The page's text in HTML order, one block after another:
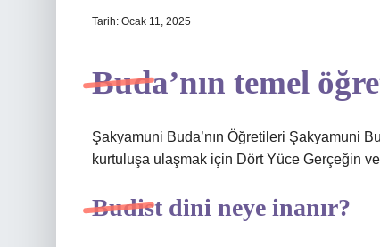
Tarih: Ocak 11, 2025
Buda’nın temel
Şakyamuni Buda’nın Öğretileri Şakyamuni
kurtuluşa ulaşmak için Dört Yüce Gerçeğin ve
Budist dini neye inanır?